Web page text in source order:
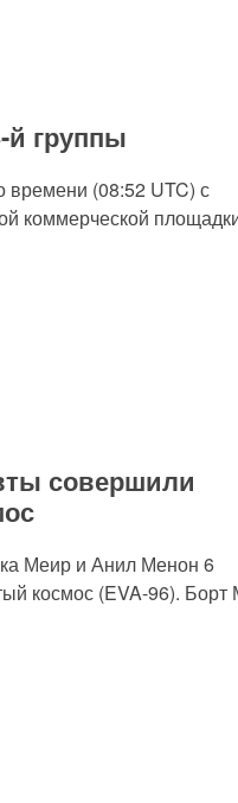
й группы
времени (08:52 UTC) с
коммерческой
совершили
Меир и Анил Менон 6
космос (EVA-96).